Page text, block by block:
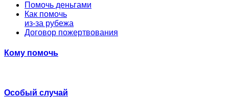
Помочь деньгами
Как помочь
из-за рубежа
Договор пожертвования
Кому помочь
Особый случай